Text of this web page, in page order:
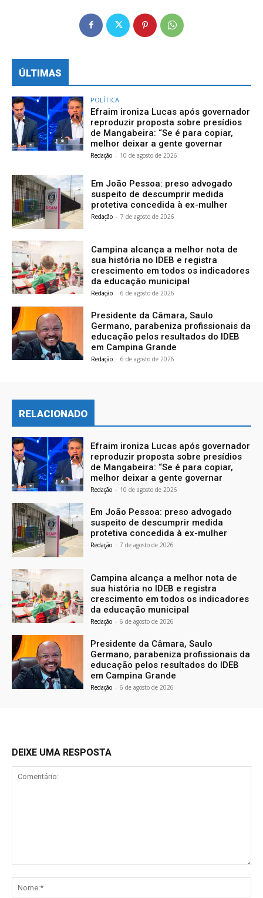
ÚLTIMAS
POLÍTICA
Efraim ironiza Lucas após governador
reproduzir proposta sobre presídios
de Mangabeira: “Se é para copiar,
melhor deixar a gente governar
Redação - 10 de agosto de 2026
Em João Pessoa: preso advogado
suspeito de descumprir medida
protetiva concedida à ex-mulher
Redação - 7 de agosto de 2026
Campina alcança a melhor nota de
sua história no IDEB e registra
crescimento em todos os indicadores
da educação municipal
Redação - 6 de agosto de 2026
Presidente da Câmara, Saulo
Germano, parabeniza profissionais da
educação pelos resultados do IDEB
em Campina Grande
Redação - 6 de agosto de 2026
RELACIONADO
Efraim ironiza Lucas após governador
reproduzir proposta sobre presídios
de Mangabeira: “Se é para copiar,
melhor deixar a gente governar
Redação - 10 de agosto de 2026
Em João Pessoa: preso advogado
suspeito de descumprir medida
protetiva concedida à ex-mulher
Redação - 7 de agosto de 2026
Campina alcança a melhor nota de
sua história no IDEB e registra
crescimento em todos os indicadores
da educação municipal
Redação - 6 de agosto de 2026
Presidente da Câmara, Saulo
Germano, parabeniza profissionais da
educação pelos resultados do IDEB
em Campina Grande
Redação - 6 de agosto de 2026
DEIXE UMA RESPOSTA